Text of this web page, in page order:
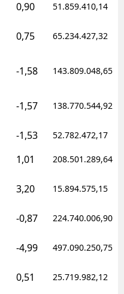
0,90 51.859.410,14
0,75 65.234.427,32
-1,58 143.809.048,65
-1,57 138.770.544,92
-1,53 52.782.472,17
1,01 208.501.289,64
3,20 15.894.575,15
-0,87 224.740.006,90
-4,99 497.090.250,75
0,51 25.719.982,12